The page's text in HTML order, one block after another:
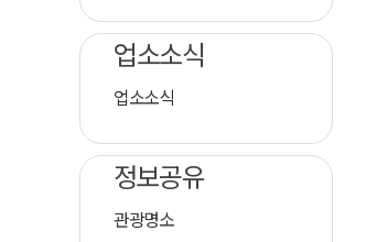
업소소식
업소소식
정보공유
관광명소